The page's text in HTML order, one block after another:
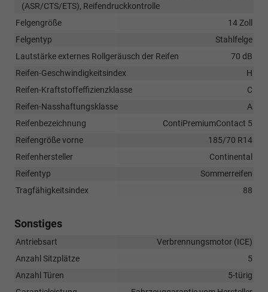
(ASR/CTS/ETS), Reifendruckkontrolle
Felgengröße
14 Zoll
Felgentyp
Stahlfelge
Lautstärke externes Rollgeräusch der Reifen
70 dB
Reifen-Geschwindigkeitsindex
H
Reifen-Kraftstoffeffizienzklasse
C
Reifen-Nasshaftungsklasse
A
Reifenbezeichnung
ContiPremiumContact 5
Reifengröße vorne
185/70 R14
Reifenhersteller
Continental
Reifentyp
Sommerreifen
Tragfähigkeitsindex
88
Sonstiges
Antriebsart
Verbrennungsmotor (ICE)
Anzahl Sitzplätze
5
Anzahl Türen
5-türig